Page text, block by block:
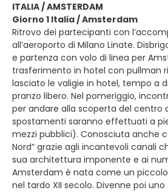
ITALIA / AMSTERDAM
Giorno 1 Italia / Amsterdam
Ritrovo dei partecipanti con
all’aeroporto di Milano Linate.
e partenza con volo di linea per
trasferimento in hotel con pullman
lasciato le valigie in hotel, tempo a
pranzo libero. Nel pomeriggio,
per andare alla scoperta del centro
spostamenti saranno effettuati a
mezzi pubblici). Conosciuta anche
Nord” grazie agli incantevoli canali
sua architettura imponente e ai
Amsterdam è nata come un
nel tardo XII secolo. Divenne poi